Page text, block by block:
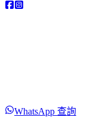
WhatsApp 查詢